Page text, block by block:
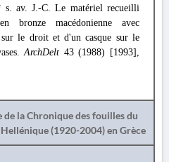
s. av. J.-C. Le matériel recueilli
bronze macédonienne avec
le droit et d'un casque sur le
ArchDelt 43 (1988) [1993],
la Chronique des fouilles du
(1920-2004) en Grèce